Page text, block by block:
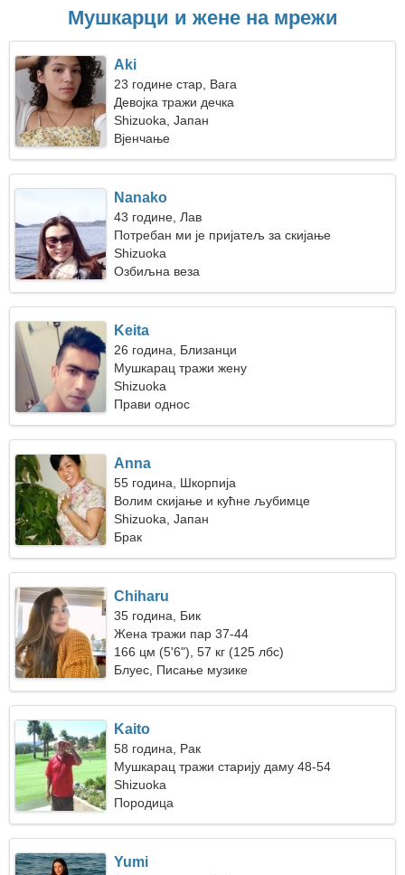
Мушкарци и жене на мрежи
Aki
23 године стар, Вага
Девојка тражи дечка
Shizuoka, Јапан
Вјенчање
Nanako
43 године, Лав
Потребан ми је пријатељ за скијање
Shizuoka
Озбиљна веза
Keita
26 година, Близанци
Мушкарац тражи жену
Shizuoka
Прави однос
Anna
55 година, Шкорпија
Волим скијање и кућне љубимце
Shizuoka, Јапан
Брак
Chiharu
35 година, Бик
Жена тражи пар 37-44
166 цм (5'6"), 57 кг (125 лбс)
Блуес, Писање музике
Kaito
58 година, Рак
Мушкарац тражи старију даму 48-54
Shizuoka
Породица
Yumi